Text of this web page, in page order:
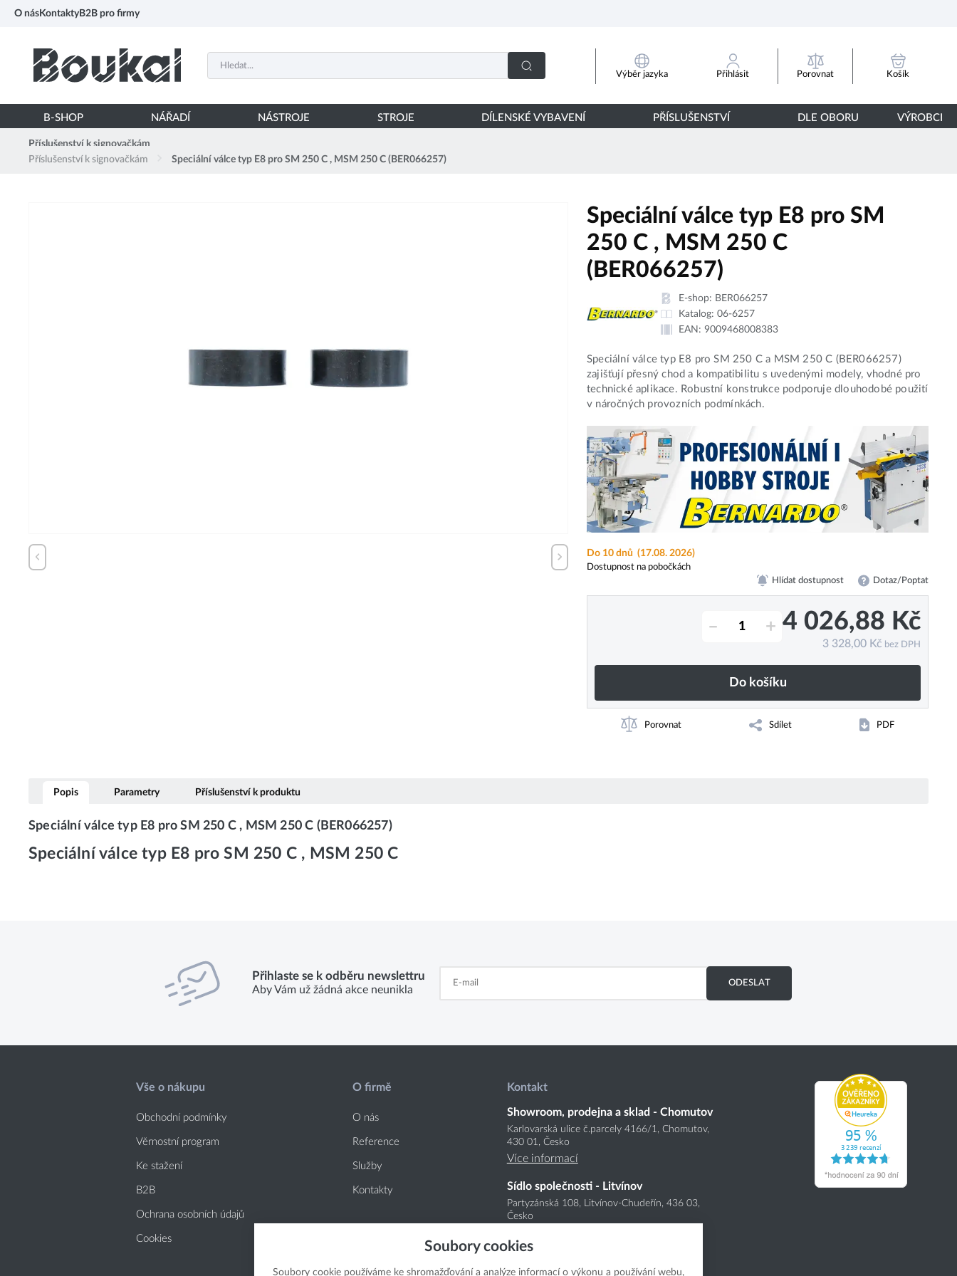
O nás Kontakty B2B pro firmy
Výběr jazyka Přihlásit Porovnat Košík
B-SHOP NÁŘADÍ NÁSTROJE STROJE DÍLENSKÉ VYBAVENÍ PŘÍSLUŠENSTVÍ DLE OBORU VÝROBCI
Příslušenství k signovačkám
Příslušenství k signovačkám
Speciální válce typ E8 pro SM 250 C , MSM 250 C (BER066257)
Speciální válce typ E8 pro SM
250 C , MSM 250 C
(BER066257)
E-shop: BER066257
Katalog: 06-6257
EAN: 9009468008383
Speciální válce typ E8 pro SM 250 C a MSM 250 C (BER066257)
zajišťují přesný chod a kompatibilitu s uvedenými modely, vhodné pro
technické aplikace. Robustní konstrukce podporuje dlouhodobé použití
v náročných provozních podmínkách.
Do 10 dnů (17.08. 2026)
Dostupnost na pobočkách
Hlídat dostupnost Dotaz/Poptat
– + 4 026,88 Kč
3 328,00 Kč bez DPH
Do košíku
Porovnat Sdílet PDF
Popis Parametry Příslušenství k produktu
Speciální válce typ E8 pro SM 250 C , MSM 250 C (BER066257)
Speciální válce typ E8 pro SM 250 C , MSM 250 C
Přihlaste se k odběru newslettru
Aby Vám už žádná akce neunikla
ODESLAT
Vše o nákupu
Obchodní podmínky
Věrnostní program
Ke stažení
B2B
Ochrana osobních údajů
Cookies
O firmě
O nás
Reference
Služby
Kontakty
Kontakt
Showroom, prodejna a sklad - Chomutov
Karlovarská ulice č.parcely 4166/1, Chomutov,
430 01, Česko
Více informací
Sídlo společnosti - Litvínov
Partyzánská 108, Litvínov-Chudeřín, 436 03,
Česko
Soubory cookies
Soubory cookie používáme ke shromažďování a analýze informací o výkonu a používání webu,